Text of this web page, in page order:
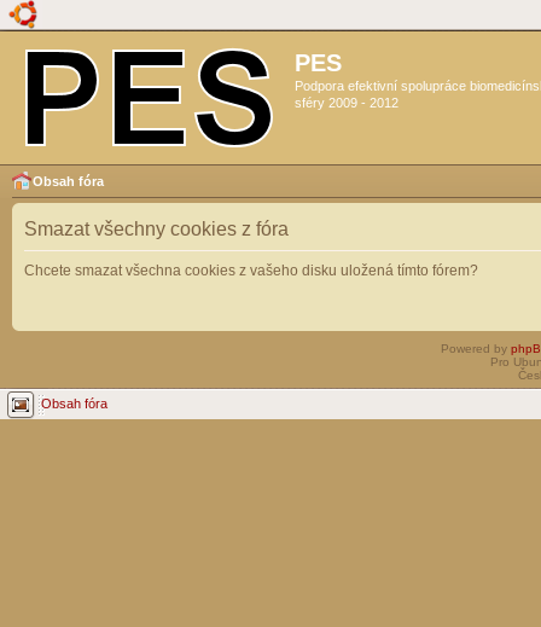
PES
Podpora efektivní spolupráce
sféry 2009 - 2012
Obsah fóra
Smazat všechny cookies z fóra
Chcete smazat všechna cookies z vašeho disku uložená tímto fórem?
Powered by
Pro
Obsah fóra